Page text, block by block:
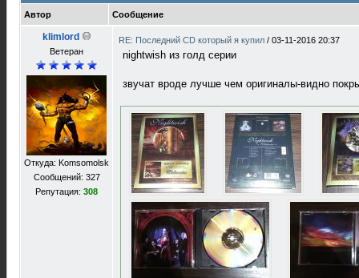
Автор Сообщение
klimlord
Ветеран
Откуда: Komsomolsk
Сообщений: 327
Репутация: 308
RE: Последний CD который я купил / 03-11-2016 20:37
nightwish из голд серии
звучат вроде лучше чем оригиналы-видно